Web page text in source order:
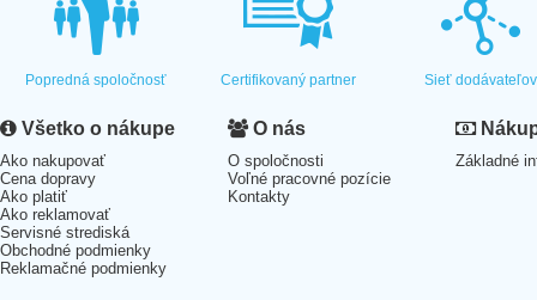
Popredná spoločnosť Certifikovaný partner Sieť dodávateľov
Všetko o nákupe
Ako nakupovať
Cena dopravy
Ako platiť
Ako reklamovať
Servisné strediská
Obchodné podmienky
Reklamačné podmienky
O nás
O spoločnosti
Voľné pracovné pozície
Kontakty
Základné